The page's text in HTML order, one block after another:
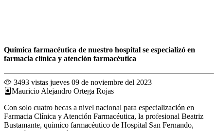
Química farmacéutica de nuestro hospital se especializó en
farmacia clínica y atención farmacéutica
3493 vistas jueves 09 de noviembre del 2023
Mauricio Alejandro Ortega Rojas
Con solo cuatro becas a nivel nacional para especialización en
Farmacia Clínica y Atención Farmacéutica, la profesional Beatriz
Bustamante, químico farmacéutico de Hospital San Fernando,